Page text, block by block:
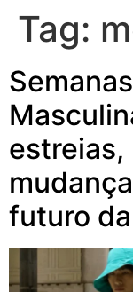
Tag:
estreias,
futuro